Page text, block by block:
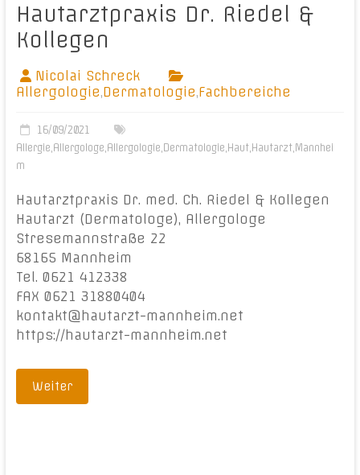
Hautarztpraxis Dr. Riedel &
Kollegen
Nicolai Schreck
Allergologie,Dermatologie,Fachbereiche
16/09/2021
Allergie,Allergologe,Allergologie, Dermatologie, Haut, Hautarzt, Mannhei
m
Hautarztpraxis Dr. med. Ch. Riedel & Kollegen
Hautarzt (Dermatologe), Allergologe
Stresemannstraße 22
68165 Mannheim
Tel. 0621 412338
FAX 0621 31880404
kontakt@hautarzt-mannheim.net
https://hautarzt-mannheim.net
Weiter